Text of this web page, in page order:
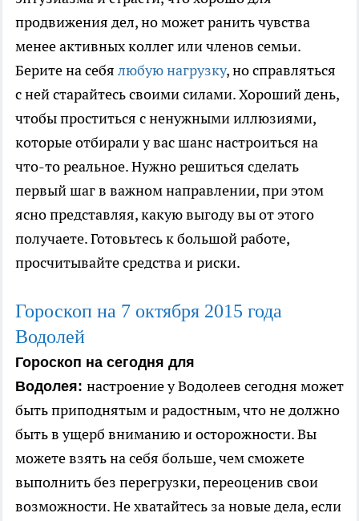
продвижения дел, но может ранить чувства
менее активных коллег или членов семьи.
Берите на себя любую нагрузку, но справляться
с ней старайтесь своими силами. Хороший день,
чтобы проститься с ненужными иллюзиями,
которые отбирали у вас шанс настроиться на
что-то реальное. Нужно решиться сделать
первый шаг в важном направлении, при этом
ясно представляя, какую выгоду вы от этого
получаете. Готовьтесь к большой работе,
просчитывайте средства и риски.
Гороскоп на 7 октября 2015 года
Водолей
Гороскоп на сегодня для
Водолея: настроение у Водолеев сегодня может
быть приподнятым и радостным, что не должно
быть в ущерб вниманию и осторожности. Вы
можете взять на себя больше, чем сможете
выполнить без перегрузки, переоценив свои
возможности. Не хватайтесь за новые дела, если